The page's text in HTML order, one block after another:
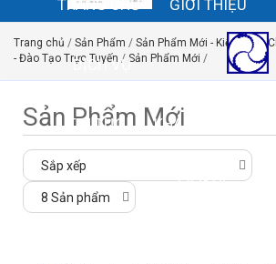
TRANG CHỦ GIỚI THIỆU
DỊCH VỤ
TIN TỨC KHÁCH HÀNG
LIÊN HỆ
Trang chủ / Sản Phẩm / Sản Phẩm Mới - Kiến Thức
- Đào Tạo Trực Tuyến / Sản Phẩm Mới /
Sản Phẩm Mới